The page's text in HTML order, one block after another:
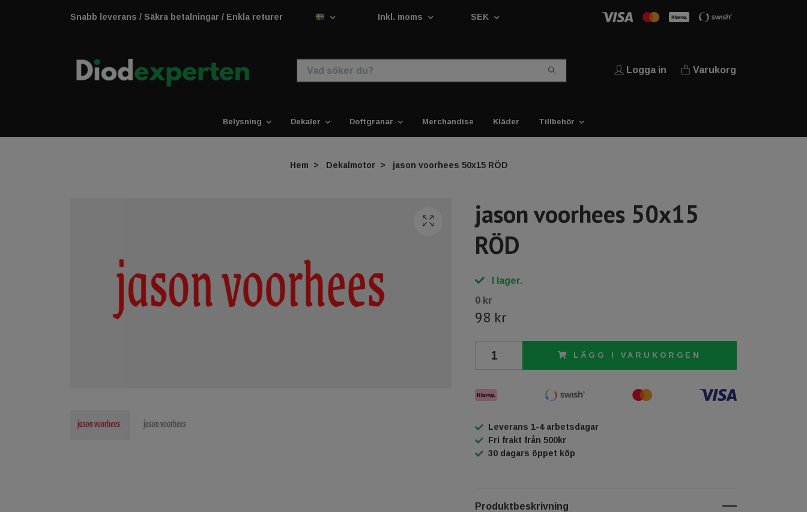
Snabb leverans / Säkra betalningar / Enkla returer Inkl. moms SEK
Logga in Varukorg
Belysning Dekaler Doftgranar Merchandise Kläder Tillbehör
Hem Dekalmotor jason voorhees 50x15 RÖD
jason voorhees 50x15
RÖD
I lager.
0 kr
98 kr
LÄGG I VARUKORGEN
Leverans 1-4 arbetsdagar
Fri frakt från 500kr
30 dagars öppet köp
Produktbeskrivning